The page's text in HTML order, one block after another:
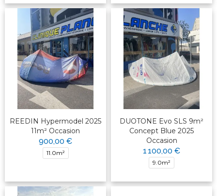
REEDIN Hypermodel 2025
11m² Occasion
900,00 €
11.0m²
DUOTONE Evo SLS 9m²
Concept Blue 2025
Occasion
1 100,00 €
9.0m²